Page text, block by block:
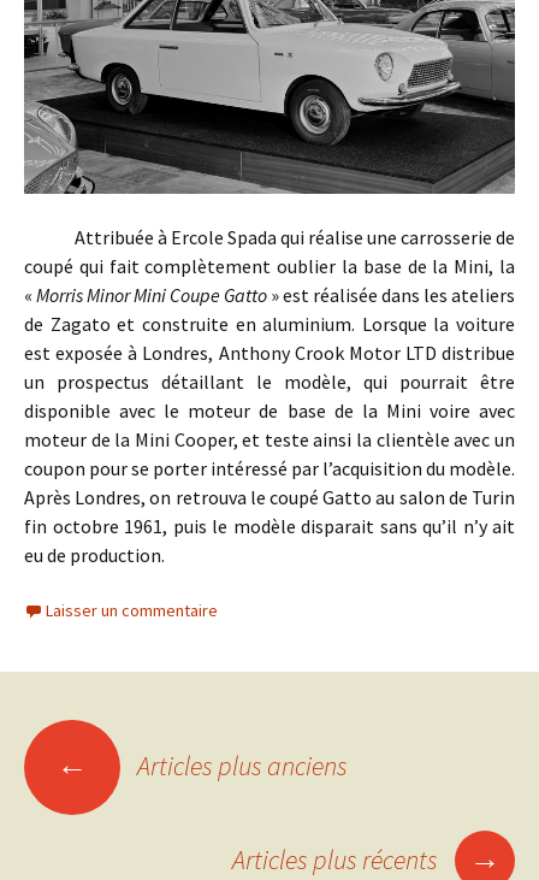
Attribuée à Ercole Spada qui réalise une carrosserie de
coupé qui fait complètement oublier la base de la Mini, la
« Morris Minor Mini Coupe Gatto » est réalisée dans les ateliers
de Zagato et construite en aluminium. Lorsque la voiture
est exposée à Londres, Anthony Crook Motor LTD distribue
un prospectus détaillant le modèle, qui pourrait être
disponible avec le moteur de base de la Mini voire avec
moteur de la Mini Cooper, et teste ainsi la clientèle avec un
coupon pour se porter intéressé par l’acquisition du modèle.
Après Londres, on retrouva le coupé Gatto au salon de Turin
fin octobre 1961, puis le modèle disparait sans qu’il n’y ait
eu de production.
Laisser un commentaire
Navigation
des
← Articles plus anciens
Articles plus récents →